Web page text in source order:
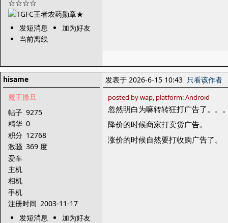
发短消息
加为好友
当前离线
hisame
魔王撒旦
帖子 9275
精华 0
积分 12768
激骚 369 度
爱车
主机
相机
手机
注册时间 2003-11-17
发短消息
加为好友
发表于 2026-6-15 10:43 只看该作者
posted by wap, platform: Android
忽然明白为嘛转转狂打广告了。。
降价的时候商家打卖货广告。
涨价的时候自然要打收购广告了。